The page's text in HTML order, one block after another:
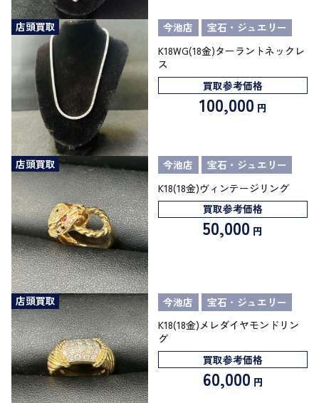
店頭買取 今池店
宝石・ジュエリー
K18WG(18金)ターラントネックレ
ス
買取参考価格
100,000 円
店頭買取 今池店
宝石・ジュエリー
K18(18金)ヴィンテージリング
買取参考価格
50,000 円
店頭買取 今池店
宝石・ジュエリー
K18(18金)メレダイヤモンドリン
グ
買取参考価格
60,000 円